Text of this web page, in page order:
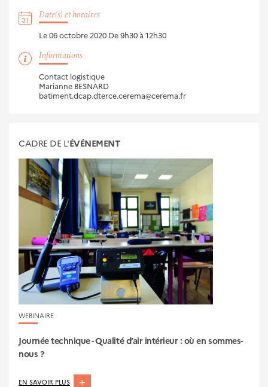
Date(s) et horaires
Le 06 octobre 2020 De 9h30 à 12h30
Informations
Contact logistique
Marianne BESNARD
batiment.dcap.dterce.cerema@cerema.fr
CADRE DE L'ÉVÉNEMENT
WEBINAIRE
Journée technique - Qualité d’air intérieur : où en sommes-
nous ?
EN SAVOIR PLUS ABOUT